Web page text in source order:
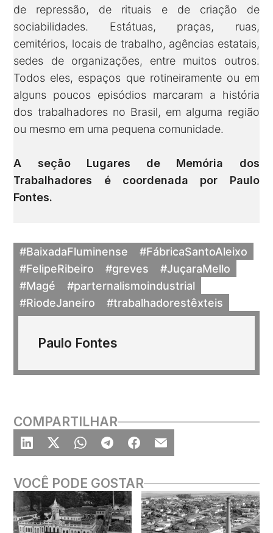
de repressão, de rituais e de criação de
sociabilidades. Estátuas, praças, ruas,
cemitérios, locais de trabalho, agências estatais,
sedes de organizações, entre muitos outros.
Todos eles, espaços que rotineiramente ou em
alguns poucos episódios marcaram a história
dos trabalhadores no Brasil, em alguma região
ou mesmo em uma pequena comunidade.
A seção Lugares de Memória dos
Trabalhadores é coordenada por Paulo
Fontes.
#BaixadaFluminense
#FábricaSantoAleixo
#FelipeRibeiro
#greves
#JuçaraMello
#Magé
#parternalismoindustrial
#RiodeJaneiro
#trabalhadorestêxteis
Paulo Fontes
COMPARTILHAR
VOCÊ PODE GOSTAR